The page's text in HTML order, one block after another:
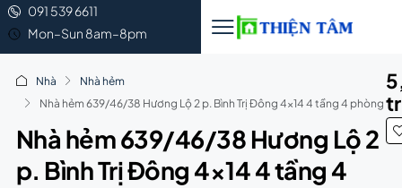
091 539 6611
Mon–Sun 8am–8pm
Nhà
Nhà hẻm
Nhà hẻm 639/46/38 Hương Lộ 2 p. Bình Trị Đông 4×14 4 tầng 4 phòng
Nhà hẻm 639/46/38 Hương Lộ 2
p. Bình Trị Đông 4×14 4 tầng 4